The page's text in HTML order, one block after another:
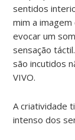
sentidos
mim a
evocar um
sensação
são incutidos
VIVO.
A criatividade
intenso dos